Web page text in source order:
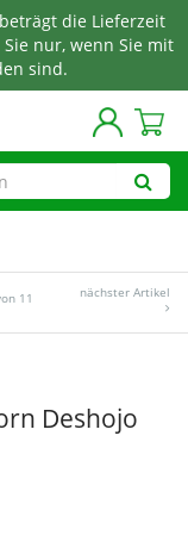
die Lieferzeit
nur, wenn Sie mit
sind.
11 nächster Artikel
Deshojo